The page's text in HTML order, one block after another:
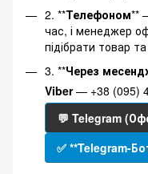
2. **Телефоном**
час, і менеджер
підібрати товар
3. **Через
Viber— +38 (095)
💬 Telegram
✅ **Telegram-